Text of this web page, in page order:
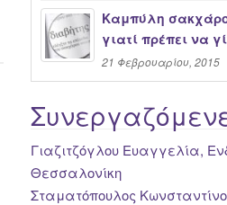
Καμπύλη
γιατί πρέπει να
21 Φεβρουαρίου, 2015
Γιαζιτζόγλου Ευαγγελία,
Θεσσαλονίκη
Σταματόπουλος